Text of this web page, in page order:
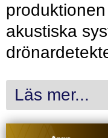
akustiska
Läs mer...